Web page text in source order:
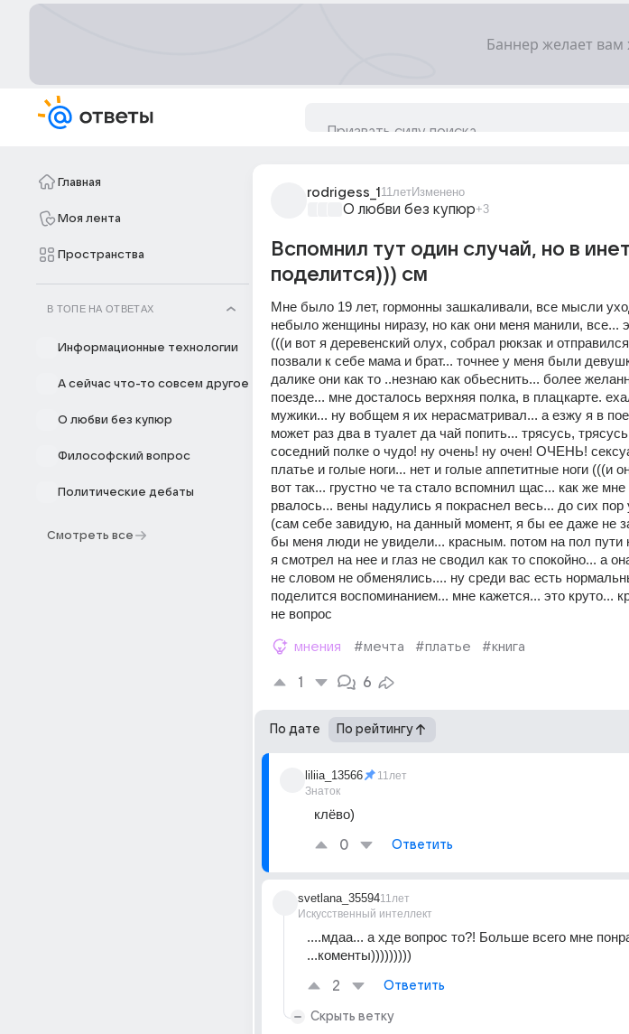
Главная
Моя лента
Пространства
В ТОПЕ НА ОТВЕТАХ
Информационные технологии
А сейчас что-то совсем другое
О любви без купюр
Философский вопрос
Политические дебаты
Смотреть все
rodrigess_1 11летИзменено
О любви без купюр+3
Вспомнил тут один случай, но в
поделится))) см
Мне было 19 лет, гормонны зашкаливали, все мысли
небыло женщины ниразу, но как они меня манили, все...
(((и вот я деревенский олух, собрал рюкзак и
позвали к себе мама и брат... точнее у меня были
далике они как то ..незнаю как обьеснить... более
поезде... мне досталось верхняя полка, в плацкарте.
мужики... ну вобщем я их нерасматривал... а езжу я в
может раз два в туалет да чай попить... трясусь,
соседний полке о чудо! ну очень! ну очен! ОЧЕНЬ!
платье и голые ноги... нет и голые аппетитные ноги (((и
вот так... грустно че та стало вспомнил щас... как же
рвалось... вены надулись я покраснел весь... до сих
(сам себе завидую, на данный момент, я бы ее даже не
бы меня люди не увидели... красным. потом на пол пути
я смотрел на нее и глаз не сводил как то спокойно... а
не словом не обменялись.... ну среди вас есть
поделится воспоминанием... мне кажется... это круто...
не вопрос
мнения #мечта #платье #книга
1 6
По дате По рейтингу
liliia_13566
Знаток
11лет
клёво)
0 Ответить
svetlana_35594
Искусственный интеллект
11лет
....мдаа... а хде вопрос то?! Больше всего мне
...коменты)))))))))
2 Ответить
Скрыть ветку